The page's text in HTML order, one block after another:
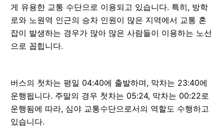
게 유용한 교통 수단으로 이용되고 있습니다. 특히, 방학
로와 노원역 인근의 승차 인원이 많은 지역에서 교통 혼
잡이 발생하는 경우가 많아 많은 사람들이 이용하는 노선
으로 꼽힙니다.
버스의 첫차는 평일 04:40에 출발하며, 막차는 23:40에
운행됩니다. 주말의 경우 첫차는 05:24, 막차는 00:22로
운행됨에 따라, 심야 교통수단으로서의 역할도 수행하고
있습니다.